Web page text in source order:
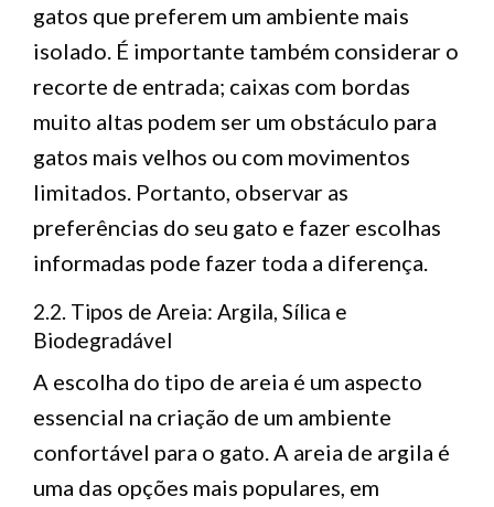
gatos que preferem um ambiente mais
isolado. É importante também considerar o
recorte de entrada; caixas com bordas
muito altas podem ser um obstáculo para
gatos mais velhos ou com movimentos
limitados. Portanto, observar as
preferências do seu gato e fazer escolhas
informadas pode fazer toda a diferença.
2.2. Tipos de Areia: Argila, Sílica e
Biodegradável
A escolha do tipo de areia é um aspecto
essencial na criação de um ambiente
confortável para o gato. A areia de argila é
uma das opções mais populares, em